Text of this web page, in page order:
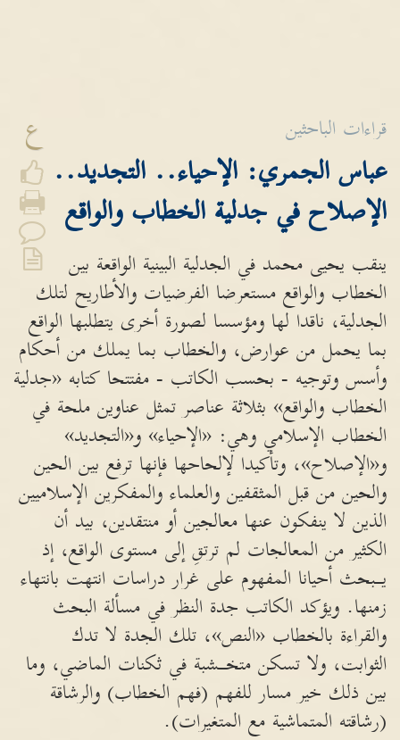
ع قراءات الباحثين
عباس الجمري: الإحياء.. التجديد..
الإصلاح في جدلية الخطاب والواقع
ينقب يحيى محمد في الجدلية البينية الواقعة بين
الخطاب والواقع مستعرضا الفرضيات والأطاريح لتلك
الجدلية، ناقدا لها ومؤسسا لصورة أخرى يتطلبها الواقع
بما يحمل من عوارض، والخطاب بما يملك من أحكام
وأسس وتوجيه - بحسب الكاتب - مفتتحا كتابه «جدلية
الخطاب والواقع» بثلاثة عناصر تمثل عناوين ملحة في
الخطاب الإسلامي وهي: «الإحياء» و«التجديد»
و«الإصلاح»، وتأكيدا لإلحاحها فإنها ترفع بين الحين
والحين من قبل المثقفين والعلماء والمفكرين الإسلاميين
الذين لا ينفكون عنها معالجين أو منتقدين، بيد أن
الكثير من المعالجات لم ترتقِ إلى مستوى الواقع، إذ
يــبحث أحيانا المفهوم على غرار دراسات انتهت بانتهاء
زمنها. ويؤكد الكاتب جدة النظر في مسألة البحث
والقراءة بالخطاب «النص»، تلك الجدة لا تدك
الثوابت، ولا تسكن متخــشبة في ثكنات الماضي، وما
بين ذلك خير مسار للفهم (فهم الخطاب) والرشاقة
(رشاقته المتماشية مع المتغيرات).